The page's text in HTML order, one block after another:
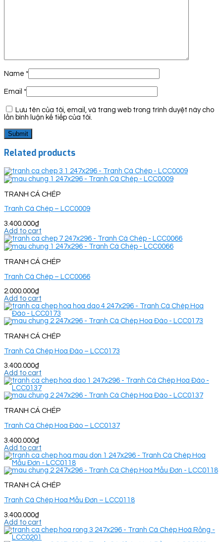
Name *
Email *
Lưu tên của tôi, email, và trang web trong trình duyệt này cho
lần bình luận kế tiếp của tôi.
Related products
TRANH CÁ CHÉP
Tranh Cá Chép – LCC0009
3.400.000₫
Add to cart
TRANH CÁ CHÉP
Tranh Cá Chép – LCC0066
2.000.000₫
Add to cart
TRANH CÁ CHÉP
Tranh Cá Chép Hoa Đào – LCC0173
3.400.000₫
Add to cart
TRANH CÁ CHÉP
Tranh Cá Chép Hoa Đào – LCC0137
3.400.000₫
Add to cart
TRANH CÁ CHÉP
Tranh Cá Chép Hoa Mẫu Đơn – LCC0118
3.400.000₫
Add to cart